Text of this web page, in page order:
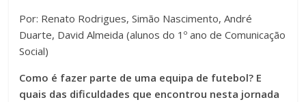
Por: Renato Rodrigues, Simão Nascimento, André
Duarte, David Almeida (alunos do 1º ano de Comunicação
Social)
Como é fazer parte de uma equipa de futebol? E
quais das dificuldades que encontrou nesta jornada